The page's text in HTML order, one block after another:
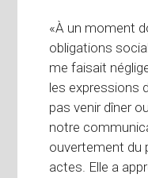
«À un moment
obligations
me faisait
les expressions
pas venir dîner
notre
ouvertement du
actes. Elle a